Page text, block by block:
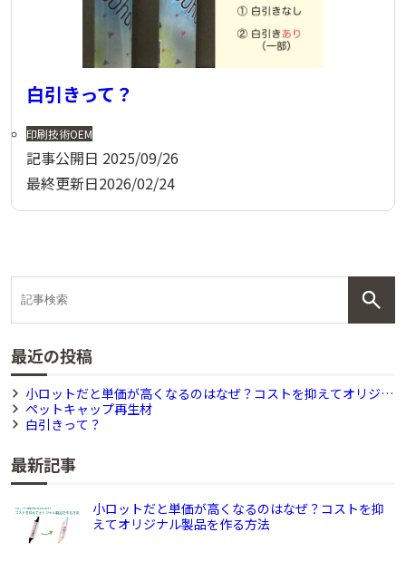
白引きって？
印刷技術OEM
記事公開日 2025/09/26
最終更新日2026/02/24
最近の投稿
小ロットだと単価が高くなるのはなぜ？コストを抑えてオリジナ
ル製品を作る方法
ペットキャップ再生材
白引きって？
最新記事
小ロットだと単価が高くなるのはなぜ？コストを抑
えてオリジナル製品を作る方法